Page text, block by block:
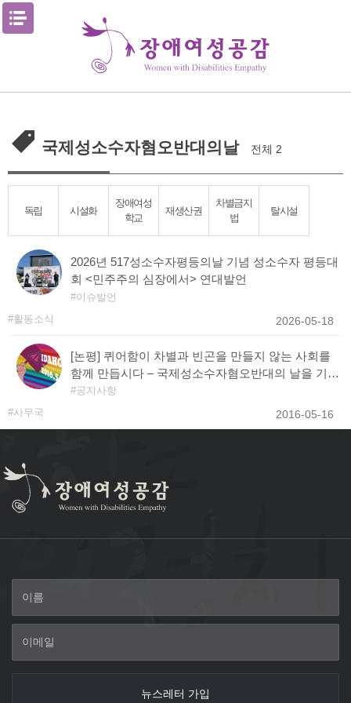
Skip
국제성소수자혐오반대의날 전체 2
독립 시설화
장애여성
학교
재생산권
차별금지
법
탈시설
2026년 517성소수자평등의날 기념 성소수자 평등대
회 <민주주의 심장에서> 연대발언
이슈발언
활동소식
2026-05-18
[논평] 퀴어함이 차별과 빈곤을 만들지 않는 사회를
함께 만듭시다 – 국제성소수자혐오반대의 날을 기리
며공지사항
사무국
2016-05-16